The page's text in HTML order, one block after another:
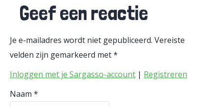
Geef een reactie
Je e-mailadres wordt niet gepubliceerd. Vereiste
velden zijn gemarkeerd met*
Inloggen met je Sargasso-account | Registreren
Naam *